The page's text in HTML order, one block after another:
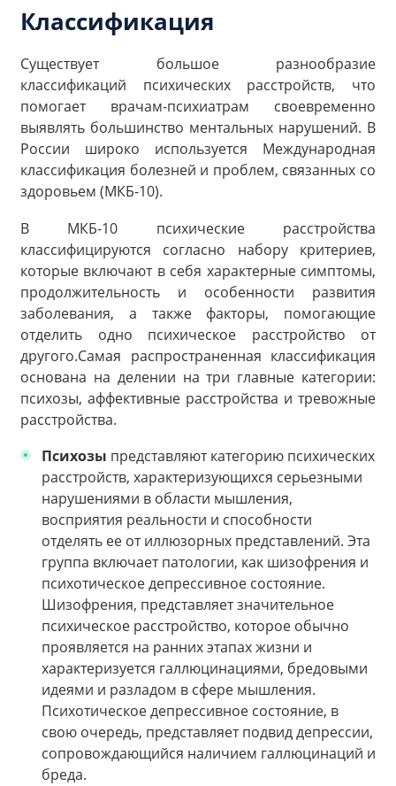
Классификация
Существует большое разнообразие
классификаций психических расстройств, что
помогает врачам-психиатрам своевременно
выявлять большинство ментальных нарушений. В
России широко используется Международная
классификация болезней и проблем, связанных со
здоровьем (МКБ-10).
В МКБ-10 психические расстройства
классифицируются согласно набору критериев,
которые включают в себя характерные симптомы,
продолжительность и особенности развития
заболевания, а также факторы, помогающие
отделить одно психическое расстройство от
другого.Самая распространенная классификация
основана на делении на три главные категории:
психозы, аффективные расстройства и тревожные
расстройства.
Психозы представляют категорию психических
расстройств, характеризующихся серьезными
нарушениями в области мышления,
восприятия реальности и способности
отделять ее от иллюзорных представлений. Эта
группа включает патологии, как шизофрения и
психотическое депрессивное состояние.
Шизофрения, представляет значительное
психическое расстройство, которое обычно
проявляется на ранних этапах жизни и
характеризуется галлюцинациями, бредовыми
идеями и разладом в сфере мышления.
Психотическое депрессивное состояние, в
свою очередь, представляет подвид депрессии,
сопровождающийся наличием галлюцинаций и
бреда.